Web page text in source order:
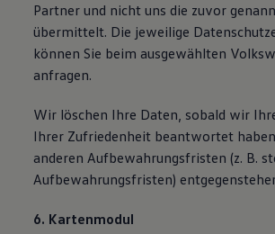
Partner und nicht uns die zuvor
übermittelt. Die jeweilige
können Sie beim ausgewählten
anfragen.
Wir löschen Ihre Daten, sobald wir
Ihrer Zufriedenheit beantwortet
anderen Aufbewahrungsfristen (z. B.
Aufbewahrungsfristen)
6. Kartenmodul